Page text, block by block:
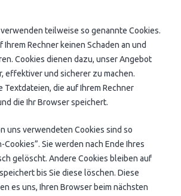
teilweise so genannte Cookies.
Ihrem Rechner keinen Schaden an und
Cookies dienen dazu, unser Angebot
effektiver und sicherer zu machen.
Textdateien, die auf Ihrem Rechner
die Ihr Browser speichert.
uns verwendeten Cookies sind so
Cookies”. Sie werden nach Ende Ihres
gelöscht. Andere Cookies bleiben auf
bis Sie diese löschen. Diese
es uns, Ihren Browser beim nächsten